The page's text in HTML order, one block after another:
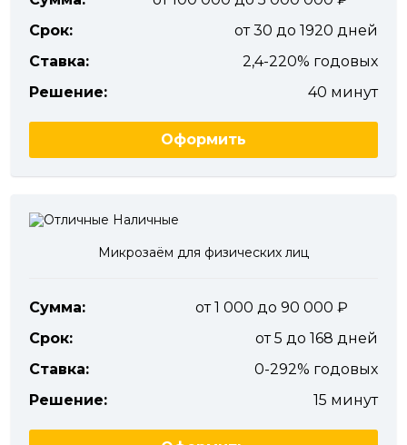
Срок:
от 30 до 1920 дней
Ставка:
2,4-220% годовых
Решение:
40 минут
Оформить
Микрозаём для физических лиц
Сумма:
от 1 000 до 90 000
Срок:
от 5 до 168 дней
Ставка:
0-292% годовых
Решение:
15 минут